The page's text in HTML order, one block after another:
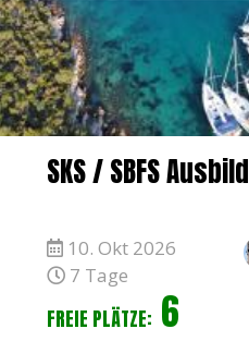
SKS / SBFS
10. Okt 2026
7 Tage
FREIE PLÄTZE: 6